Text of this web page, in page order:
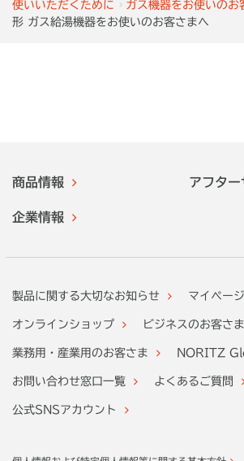
使いいただくために
ガス機器をお使いのお
形 ガス給湯機器をお使いのお客さまへ
商品情報 アフター
企業情報
製品に関する大切なお知らせ マイページ
オンラインショップ ビジネスのお客さま
業務用・産業用のお客さま NORITZ
お問い合わせ窓口一覧 よくあるご質問
公式SNSアカウント